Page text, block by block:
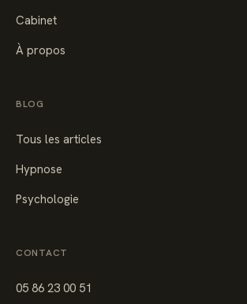
Cabinet
À propos
BLOG
Tous les articles
Hypnose
Psychologie
CONTACT
05 86 23 00 51